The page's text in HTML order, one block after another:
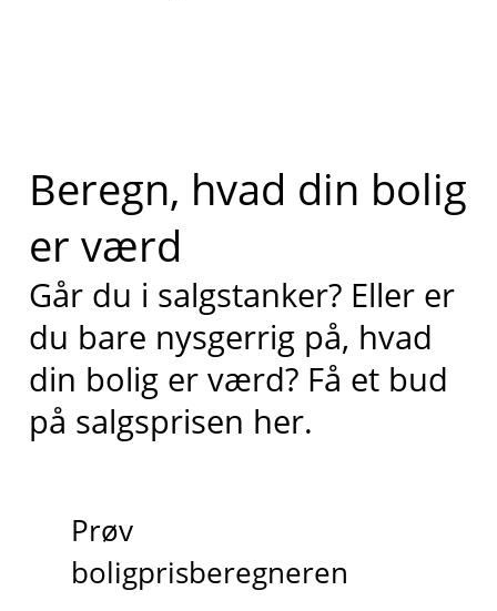
Beregn, hvad din bolig
er værd
Går du i salgstanker? Eller er
du bare nysgerrig på, hvad
din bolig er værd? Få et bud
på salgsprisen her.
Prøv
boligprisberegneren